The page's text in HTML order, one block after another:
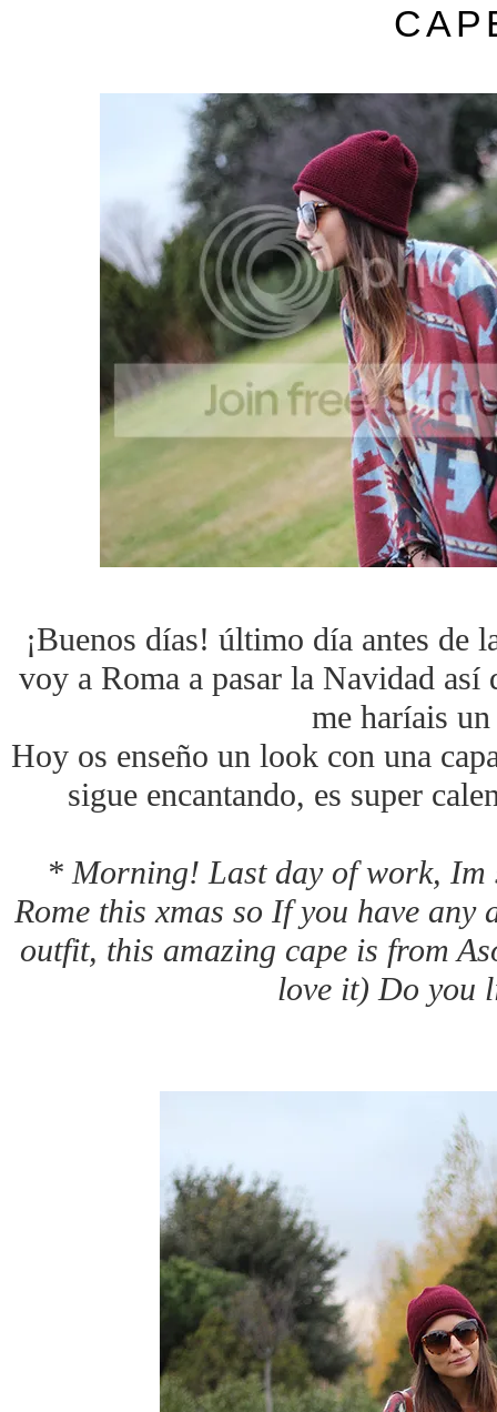
¡Buenos días! último día antes de
voy a Roma a pasar la Navidad así
me haríais
Hoy os enseño un look con una
sigue encantando, es super
* Morning! Last day of work, Im
Rome this xmas so If you have
outfit, this amazing cape is from
love it) Do you